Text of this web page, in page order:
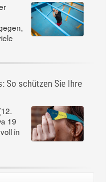
So schützen Sie Ihre
19
in